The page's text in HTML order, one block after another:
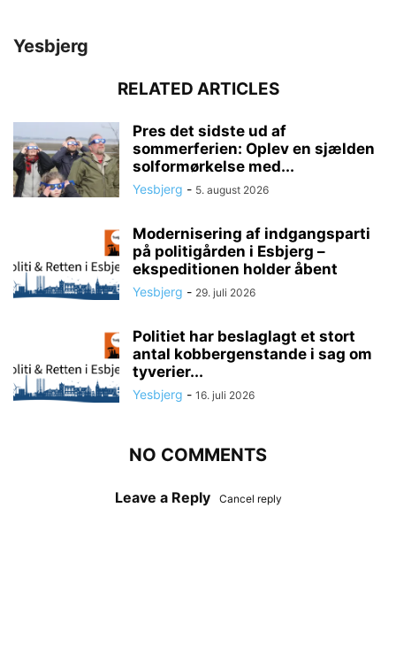
Yesbjerg
RELATED ARTICLES
Pres det sidste ud af
sommerferien: Oplev en sjælden
solformørkelse med...
Yesbjerg - 5. august 2026
Modernisering af indgangsparti
på politigården i Esbjerg –
ekspeditionen holder åbent
Yesbjerg - 29. juli 2026
Politiet har beslaglagt et stort
antal kobbergenstande i sag om
tyverier...
Yesbjerg - 16. juli 2026
NO COMMENTS
Leave a Reply Cancel reply